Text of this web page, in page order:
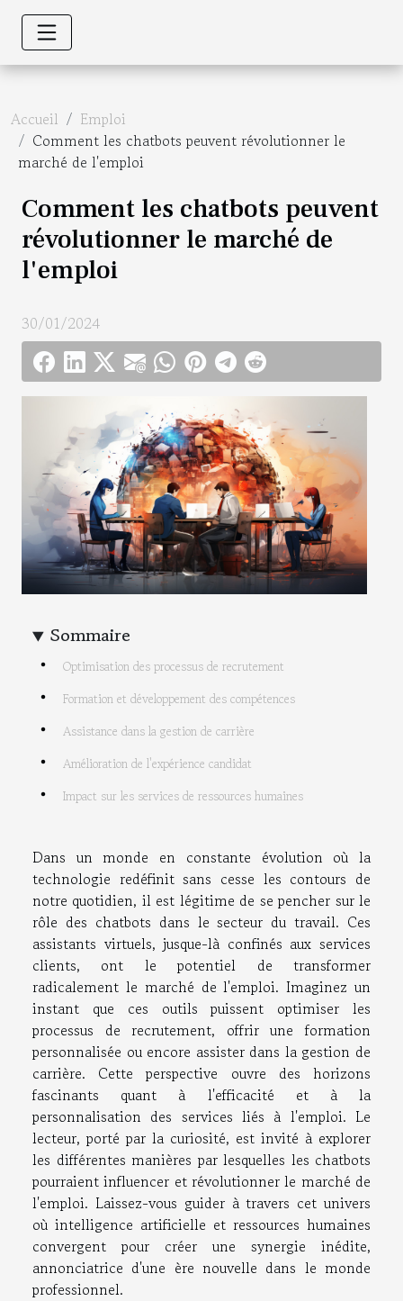
Accueil
Emploi
Comment les chatbots peuvent révolutionner le
marché de l'emploi
Comment les chatbots peuvent
révolutionner le marché de
l'emploi
30/01/2024
Sommaire
Optimisation des processus de recrutement
Formation et développement des compétences
Assistance dans la gestion de carrière
Amélioration de l'expérience candidat
Impact sur les services de ressources humaines
Dans un monde en constante évolution où la
technologie redéfinit sans cesse les contours de
notre quotidien, il est légitime de se pencher sur le
rôle des chatbots dans le secteur du travail. Ces
assistants virtuels, jusque-là confinés aux services
clients, ont le potentiel de transformer
radicalement le marché de l'emploi. Imaginez un
instant que ces outils puissent optimiser les
processus de recrutement, offrir une formation
personnalisée ou encore assister dans la gestion de
carrière. Cette perspective ouvre des horizons
fascinants quant à l'efficacité et à la
personnalisation des services liés à l'emploi. Le
lecteur, porté par la curiosité, est invité à explorer
les différentes manières par lesquelles les chatbots
pourraient influencer et révolutionner le marché de
l'emploi. Laissez-vous guider à travers cet univers
où intelligence artificielle et ressources humaines
convergent pour créer une synergie inédite,
annonciatrice d'une ère nouvelle dans le monde
professionnel.